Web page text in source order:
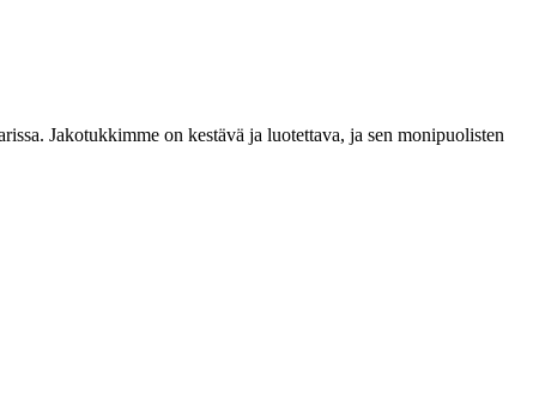
Jakotukkimme on kestävä ja luotettava, ja sen monipuolisten